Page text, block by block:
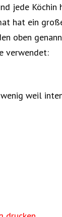
jede Köchin
hat ein
oben
verwendet:
weil